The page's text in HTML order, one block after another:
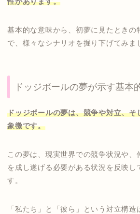
基本的な意味から、初夢に見たときの
で、様々なシナリオを掘り下げてみま
ドッジボールの夢が示す基本
ドッジボールの夢は、競争や対立、そ
象徴です。
この夢は、現実世界での競争状況や、
を成し遂げる必要がある状況を反映し
す。
「私たち」と「彼ら」という対立構